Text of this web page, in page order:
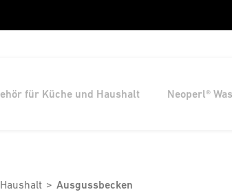
für Küche und Haushalt Neoperl®
Ausgussbecken